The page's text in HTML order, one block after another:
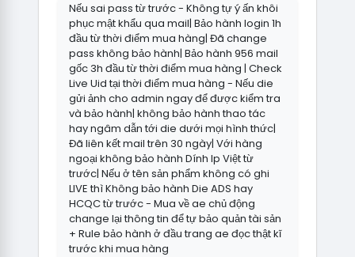
Nếu sai pass từ trước - Không tự ý ấn khôi
phục mật khẩu qua mail| Bảo hành login 1h
đầu từ thời điểm mua hàng| Đã change
pass không bảo hành| Bảo hành 956 mail
gốc 3h đầu từ thời điểm mua hàng | Check
Live Uid tại thời điểm mua hàng - Nếu die
gửi ảnh cho admin ngay để được kiểm tra
và bảo hành| không bảo hành thao tác
hay ngâm dẫn tới die dưới mọi hình thức|
Đã liên kết mail trên 30 ngày| Với hàng
ngoại không bảo hành Dính Ip Việt từ
trước| Nếu ở tên sản phẩm không có ghi
LIVE thì Không bảo hành Die ADS hay
HCQC từ trước - Mua về ae chủ động
change lại thông tin để tự bảo quản tài sản
+ Rule bảo hành ở đầu trang ae đọc thật kĩ
trước khi mua hàng